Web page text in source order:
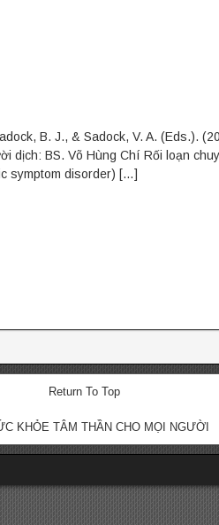
B. J., & Sadock, V. A. (Eds.).
dịch: BS. Võ Hùng Chí Rối loạn
symptom disorder) […]
Return To Top
KHỎE TÂM THẦN CHO MỌI NGƯỜI